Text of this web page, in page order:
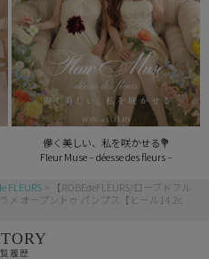
儚く美しい、私を咲かせる💐
Fleur Muse – déesse des fleurs –
FLEURS
【ROBEdeFLEURS/ローブドフル
メ オープントゥ パンプス【ヒール14.2c
履歴